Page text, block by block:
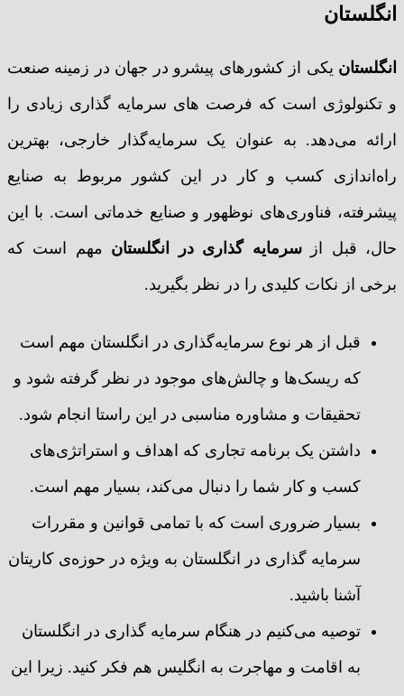
انگلستان
انگلستان یکی از کشورهای پیشرو در جهان در زمینه صنعت
و تکنولوژی است که فرصت های سرمایه گذاری زیادی را
ارائه می‌دهد. به عنوان یک سرمایه‌گذار خارجی، بهترین
راه‌اندازی کسب و کار در این کشور مربوط به صنایع
پیشرفته، فناوری‌های نوظهور و صنایع خدماتی است. با این
حال، قبل ازسرمایه گذاری در انگلستان مهم است که
برخی از نکات کلیدی را در نظر بگیرید.
قبل از هر نوع سرمایه‌گذاری در انگلستان مهم است
که ریسک‌ها و چالش‌های موجود در نظر گرفته شود و
تحقیقات و مشاوره مناسبی در این راستا انجام شود.
داشتن یک برنامه تجاری که اهداف و استراتژی‌های
کسب و کار شما را دنبال می‌کند، بسیار مهم است.
بسیار ضروری است که با تمامی قوانین و مقررات
سرمایه گذاری در انگلستان به ویژه در حوزه‌ی کاریتان
آشنا باشید.
توصیه می‌کنیم در هنگام سرمایه گذاری در انگلستان
به اقامت و مهاجرت به انگلیس هم فکر کنید. زیرا این